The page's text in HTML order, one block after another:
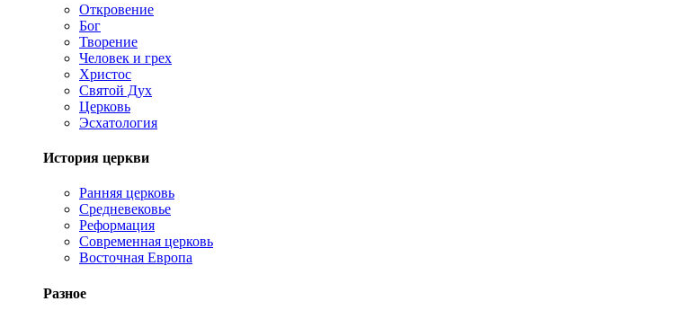
Откровение
Бог
Творение
Человек и грех
Христос
Святой Дух
Церковь
Эсхатология
История церкви
Ранняя церковь
Средневековье
Реформация
Современная церковь
Восточная Европа
Разное